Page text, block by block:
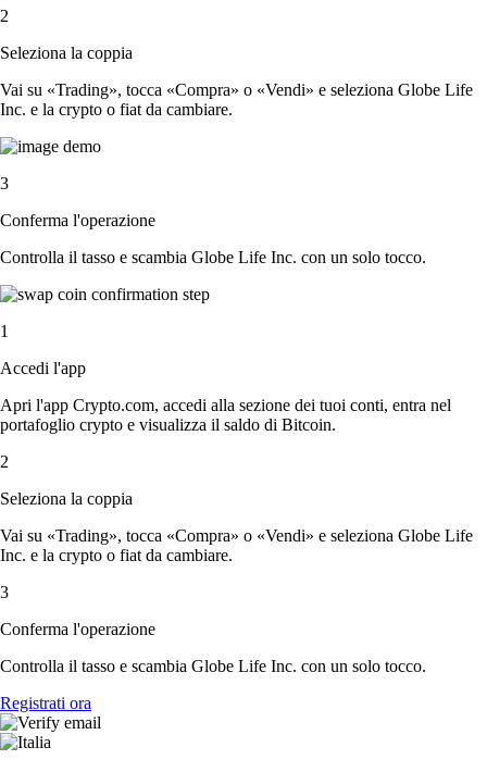
2
Seleziona la coppia
Vai su «Trading», tocca «Compra» o «Vendi» e seleziona Globe Life
Inc. e la crypto o fiat da cambiare.
3
Conferma l'operazione
Controlla il tasso e scambia Globe Life Inc. con un solo tocco.
1
Accedi l'app
Apri l'app Crypto.com, accedi alla sezione dei tuoi conti, entra nel
portafoglio crypto e visualizza il saldo di Bitcoin.
2
Seleziona la coppia
Vai su «Trading», tocca «Compra» o «Vendi» e seleziona Globe Life
Inc. e la crypto o fiat da cambiare.
3
Conferma l'operazione
Controlla il tasso e scambia Globe Life Inc. con un solo tocco.
Registrati ora